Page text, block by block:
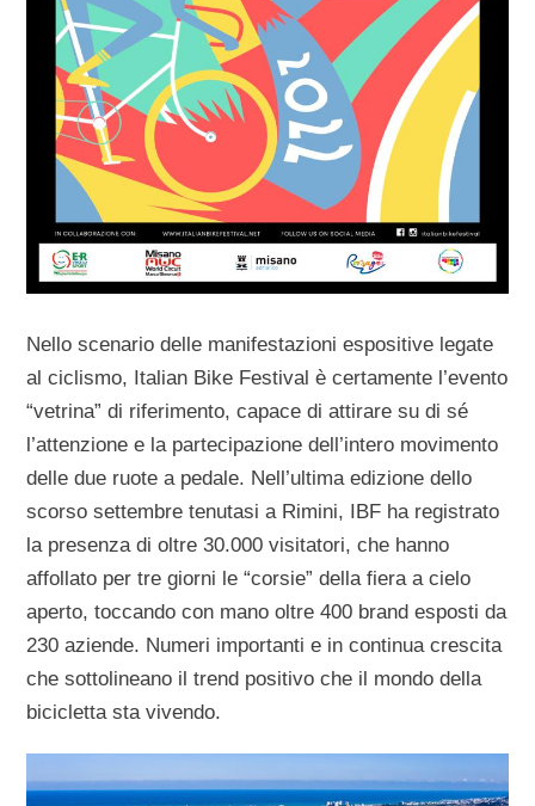
Nello scenario delle manifestazioni espositive legate
al ciclismo, Italian Bike Festival è certamente l’evento
“vetrina” di riferimento, capace di attirare su di sé
l’attenzione e la partecipazione dell’intero movimento
delle due ruote a pedale. Nell’ultima edizione dello
scorso settembre tenutasi a Rimini, IBF ha registrato
la presenza di oltre 30.000 visitatori, che hanno
affollato per tre giorni le “corsie” della fiera a cielo
aperto, toccando con mano oltre 400 brand esposti da
230 aziende. Numeri importanti e in continua crescita
che sottolineano il trend positivo che il mondo della
bicicletta sta vivendo.